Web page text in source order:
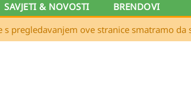
SAVJETI & NOVOSTI
BRENDOVI
pregledavanjem ove stranice smatramo da